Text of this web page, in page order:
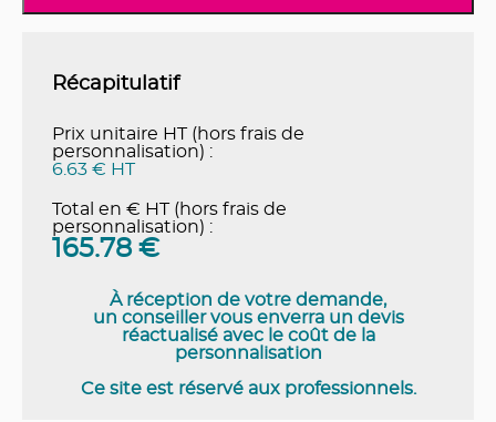
Récapitulatif
Prix unitaire HT (hors frais de
personnalisation) :
6.63 € HT
Total en € HT (hors frais de
personnalisation) :
165.78€
À réception de votre demande,
un conseiller vous enverra un devis
réactualisé avec le coût de la
personnalisation
Ce site est réservé aux professionnels.